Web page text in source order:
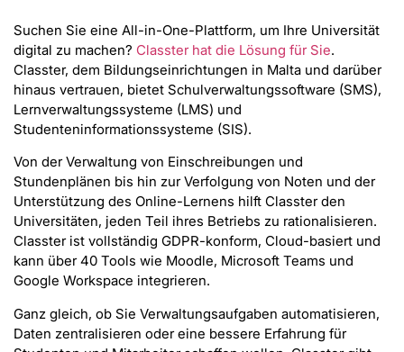
Suchen Sie eine All-in-One-Plattform, um Ihre Universität
digital zu machen? Classter hat die Lösung für Sie.
Classter, dem Bildungseinrichtungen in Malta und darüber
hinaus vertrauen, bietet Schulverwaltungssoftware (SMS),
Lernverwaltungssysteme (LMS) und
Studenteninformationssysteme (SIS).
Von der Verwaltung von Einschreibungen und
Stundenplänen bis hin zur Verfolgung von Noten und der
Unterstützung des Online-Lernens hilft Classter den
Universitäten, jeden Teil ihres Betriebs zu rationalisieren.
Classter ist vollständig GDPR-konform, Cloud-basiert und
kann über 40 Tools wie Moodle, Microsoft Teams und
Google Workspace integrieren.
Ganz gleich, ob Sie Verwaltungsaufgaben automatisieren,
Daten zentralisieren oder eine bessere Erfahrung für